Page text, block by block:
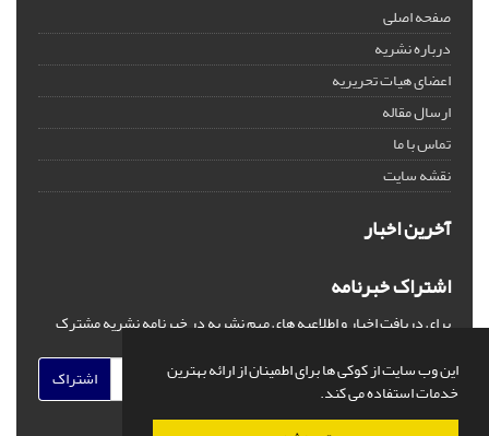
این وب سایت از کوکی ها برای اطمینان از ارائه بهترین
خدمات استفاده می کند.
صفحه اصلی
درباره نشریه
اعضای هیات تحریریه
ارسال مقاله
تماس با ما
نقشه سایت
آخرین اخبار
اشتراک خبرنامه
برای دریافت اخبار و اطلاعیه های مهم نشریه در خبرنامه نشریه مشترک
اشتراک